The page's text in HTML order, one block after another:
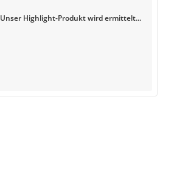
Unser Highlight-Produkt wird ermittelt...